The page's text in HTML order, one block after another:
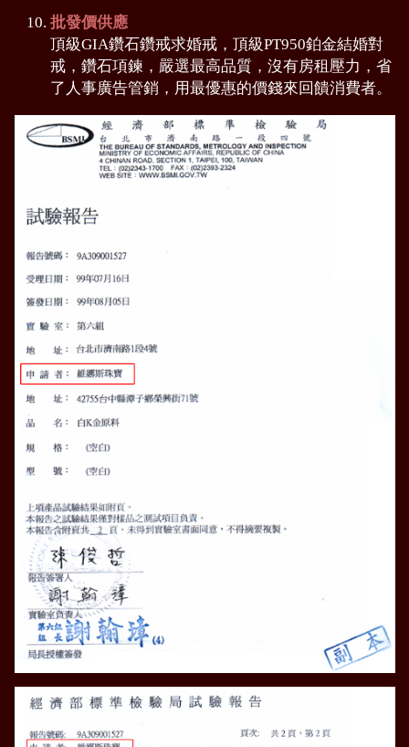
批發價供應
頂級GIA鑽石鑽戒求婚戒，頂級PT950鉑金結婚對
戒，鑽石項鍊，嚴選最高品質，沒有房租壓力，省
了人事廣告管銷，用最優惠的價錢來回饋消費者。